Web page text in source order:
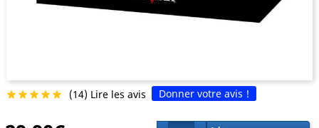
 (14) Lire les avis Donner votre avis !